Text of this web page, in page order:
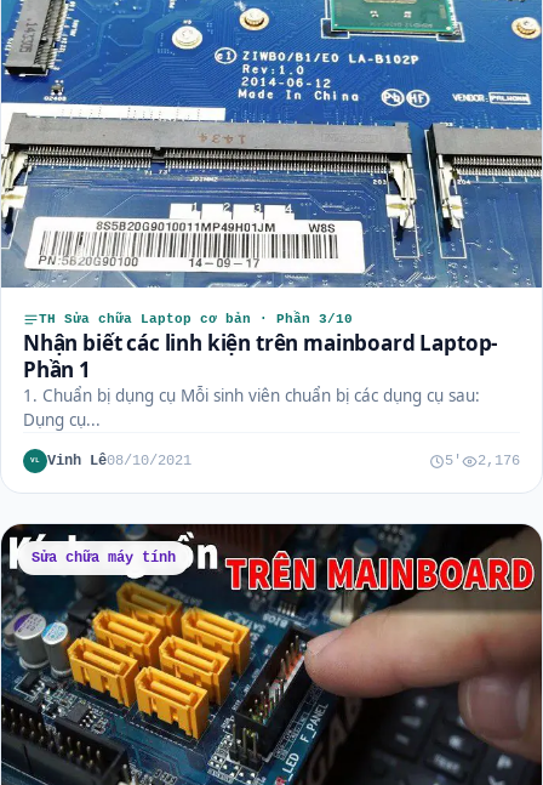
TH Sửa chữa Laptop cơ bản · Phần 3/10
Nhận biết các linh kiện trên mainboard Laptop-
Phần 1
1. Chuẩn bị dụng cụ Mỗi sinh viên chuẩn bị các dụng cụ sau:
Dụng cụ...
VL Vinh Lê08/10/2021 5' 2,176
Sửa chữa máy tính